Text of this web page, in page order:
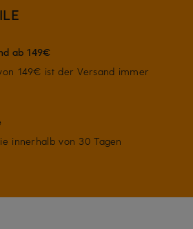
ab 149€
149€ ist der Versand immer
innerhalb von 30 Tagen